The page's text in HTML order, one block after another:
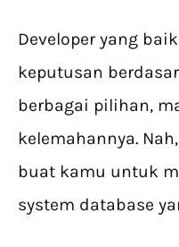
Developer yang
keputusan
berbagai pilihan,
kelemahannya.
buat kamu untuk
system database